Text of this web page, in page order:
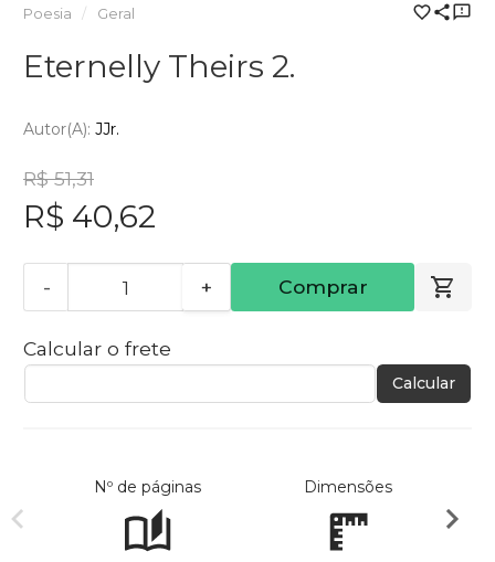
Poesia Geral
Eternelly Theirs 2.
Autor(a): JJr.
R$ 51,31
R$ 40,62
- + Comprar
Calcular o frete
Calcular
Nº de páginas Dimensões